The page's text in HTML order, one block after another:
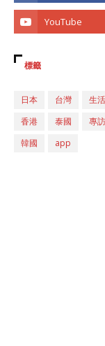
標籤
日本 台灣 生
香港
泰國 專訪
韓國
app